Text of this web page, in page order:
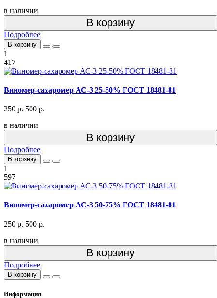
в наличии
В корзину
Подробнее
В корзину
1
417
Виномер-сахаромер АС-3 25-50% ГОСТ 18481-81
250 р. 500 р.
в наличии
В корзину
Подробнее
В корзину
1
597
Виномер-сахаромер АС-3 50-75% ГОСТ 18481-81
250 р. 500 р.
в наличии
В корзину
Подробнее
В корзину
Информация